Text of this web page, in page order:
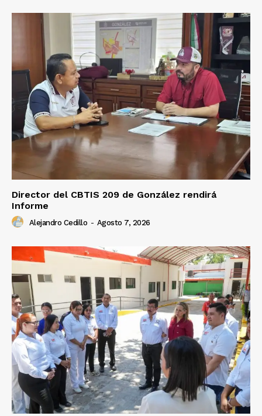
Director del CBTIS 209 de González rendirá
Informe
Alejandro Cedillo - Agosto 7, 2026